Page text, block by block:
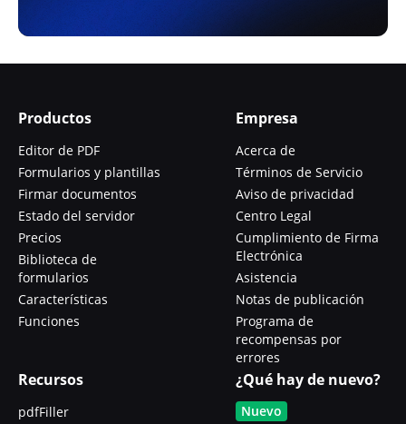
Productos
Editor de PDF
Formularios y plantillas
Firmar documentos
Estado del servidor
Precios
Biblioteca de
formularios
Características
Funciones
Empresa
Acerca de
Términos de Servicio
Aviso de privacidad
Centro Legal
Cumplimiento de Firma
Electrónica
Asistencia
Notas de publicación
Programa de
recompensas por
errores
Recursos
pdfFiller
¿Qué hay de nuevo?
Nuevo